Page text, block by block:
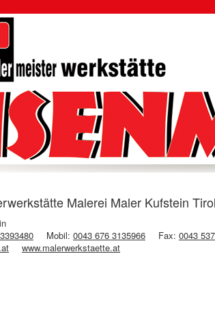
Malerei Maler Kufstein Tirol
Mobil: 0043 676 3135966 Fax: 0043
www.malerwerkstaette.at